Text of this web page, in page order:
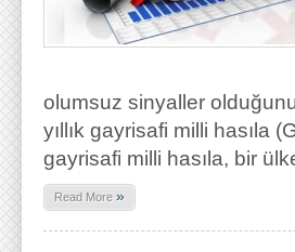
olumsuz sinyaller
yıllık gayrisafi milli hasıla
gayrisafi milli hasıla, bir
Read More »